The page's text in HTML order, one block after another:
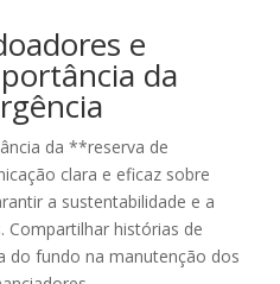
e
da
da **reserva de
clara e eficaz sobre
a sustentabilidade e a
Compartilhar histórias de
do fundo na manutenção dos